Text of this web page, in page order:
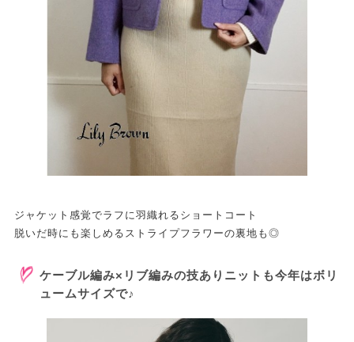
ジャケット感覚でラフに羽織れるショートコート
脱いだ時にも楽しめるストライプフラワーの裏地も◎
ケーブル編み×リブ編みの技ありニットも今年はボリ
ュームサイズで♪